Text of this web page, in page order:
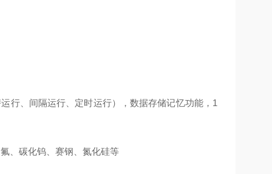
行、间隔运行、定时运行），数据存储记忆功能， 1
、碳化钨、赛钢、氮化硅等